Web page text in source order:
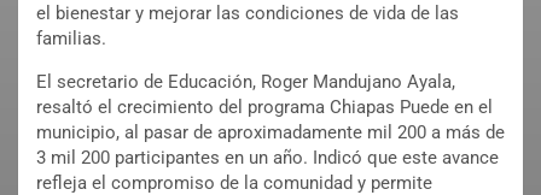
el bienestar y mejorar las condiciones de vida de las
familias.
El secretario de Educación, Roger Mandujano Ayala,
resaltó el crecimiento del programa Chiapas Puede en el
municipio, al pasar de aproximadamente mil 200 a más de
3 mil 200 participantes en un año. Indicó que este avance
refleja el compromiso de la comunidad y permite